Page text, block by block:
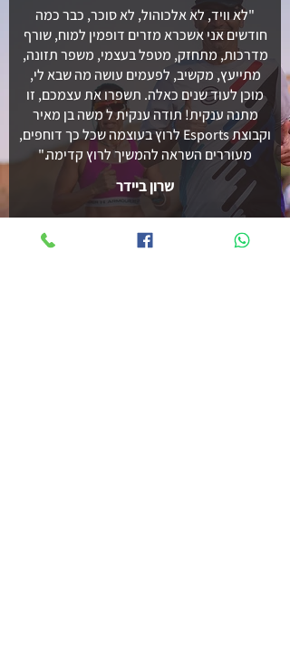
"לא וויד, לא אלכוהול, לא סוכר, כבר כמה
חודשים אני אשכרא מזרים דופמין למוח, שורף
מדרכות, מתחזק, מטפל בעצמי, משפר תזונה,
מתייעץ, מקשיב, לפעמים עושה מה שבא לי,
מוכן לעוד שנים כאלה. תשפרו את עצמכם, זו
מתנה ענקית! תודה ענקית ל משה בן מאיר
וקבוצת Esports לרוץ בעוצמה שכל כך דוחפים,
מעוררים השראה להמשיך לרוץ קדימה."
שרון ביידר